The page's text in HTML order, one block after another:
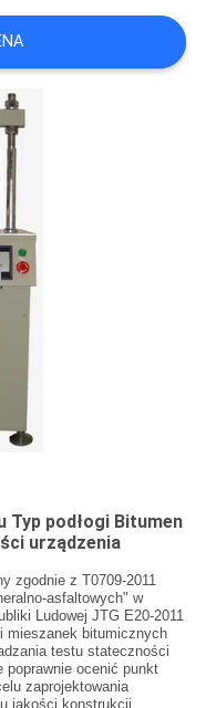
podłogi Bitumen
urządzenia
zgodnie z T0709-2011
asfaltowych" w
Ludowej JTG E20-2011
mieszanek bitumicznych
testu stateczności
poprawnie ocenić punkt
zaprojektowania
jakości konstrukcji